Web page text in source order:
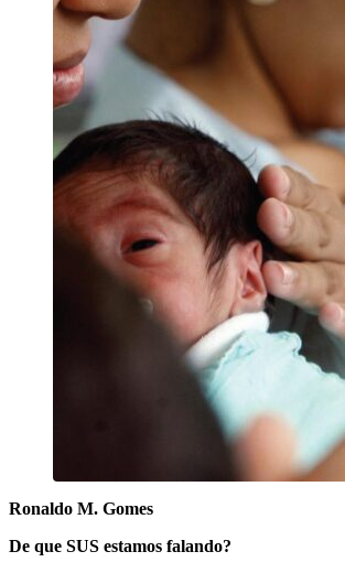
Ronaldo M. Gomes
De que SUS estamos falando?